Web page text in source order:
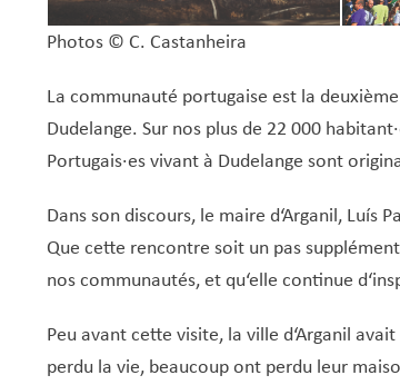
Photos © C. Castanheira
La communauté portugaise est la
Dudelange. Sur nos plus de 22 000
Portugais·es vivant à Dudelange sont
Dans son discours, le maire d‘Arganil, Luís
Que cette rencontre soit un pas
nos communautés, et qu‘elle continue
Peu avant cette visite, la ville d‘Arganil
perdu la vie, beaucoup ont perdu leur